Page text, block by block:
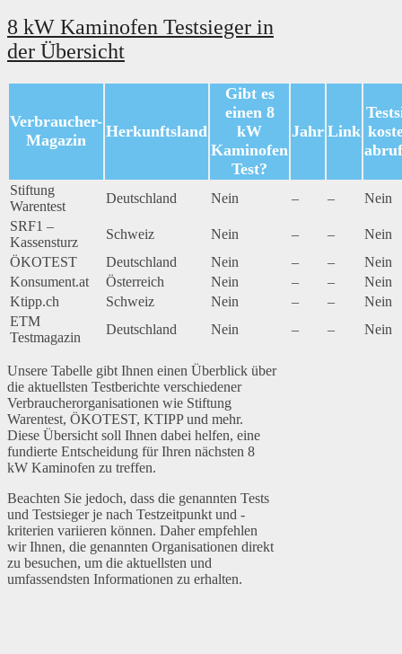
8 kW Kaminofen Testsieger in
der Übersicht
Verbraucher-
Magazin
Herkunftsland
Gibt es
einen 8
kW
Kaminofen
Test?
Jahr Link
Stiftung
Warentest
Deutschland Nein – –
Nein
SRF1 –
Kassensturz
Schweiz Nein – –
Nein
ÖKOTEST
Deutschland Nein – –
Nein
Konsument.at
Österreich Nein – –
Nein
Ktipp.ch
Schweiz Nein – –
Nein
ETM
Testmagazin
Deutschland Nein – – Nein
Unsere Tabelle gibt Ihnen einen Überblick über
die aktuellsten Testberichte verschiedener
Verbraucherorganisationen wie Stiftung
Warentest, ÖKOTEST, KTIPP und mehr.
Diese Übersicht soll Ihnen dabei helfen, eine
fundierte Entscheidung für Ihren nächsten 8
kW Kaminofen zu treffen.
Beachten Sie jedoch, dass die genannten Tests
und Testsieger je nach Testzeitpunkt und -
kriterien variieren können. Daher empfehlen
wir Ihnen, die genannten Organisationen direkt
zu besuchen, um die aktuellsten und
umfassendsten Informationen zu erhalten.